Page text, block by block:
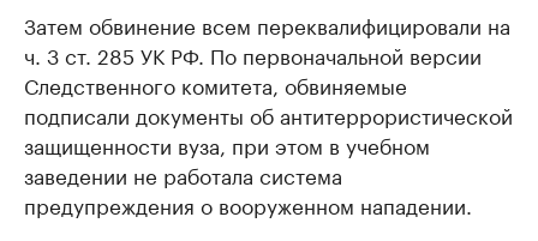
Затем обвинение всем переквалифицировали на
ч. 3 ст. 285 УК РФ. По первоначальной версии
Следственного комитета, обвиняемые
подписали документы об антитеррористической
защищенности вуза, при этом в учебном
заведении не работала система
предупреждения о вооруженном нападении.